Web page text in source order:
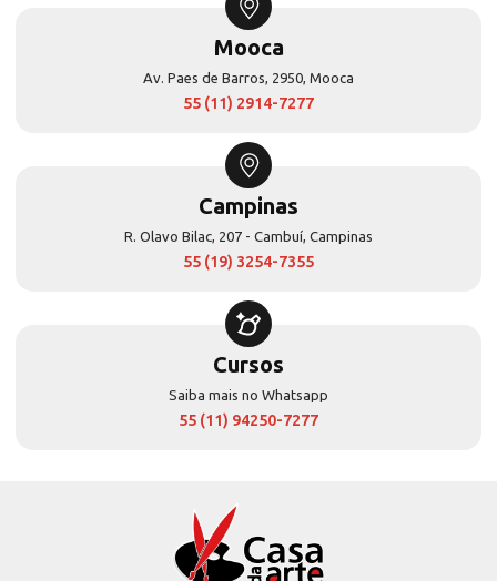
Mooca
Av. Paes de Barros, 2950, Mooca
55 (11) 2914-7277
Campinas
R. Olavo Bilac, 207 - Cambuí, Campinas
55 (19) 3254-7355
Cursos
Saiba mais no Whatsapp
55 (11) 94250-7277